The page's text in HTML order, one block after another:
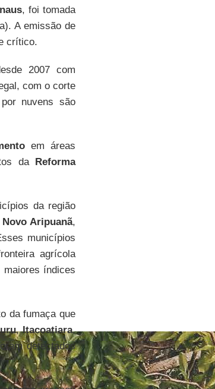
, foi tomada
A emissão de
crítico.
2007 com
com o corte
nuvens são
em áreas
da Reforma
da região
Novo Aripuanã,
municípios
agrícola
índices
da fumaça que
,Itacoatiara,
detectados